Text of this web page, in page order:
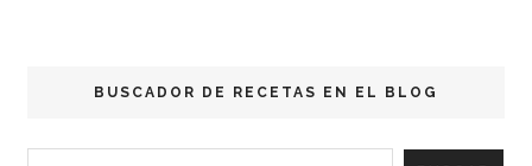
BUSCADOR DE RECETAS EN EL BLOG